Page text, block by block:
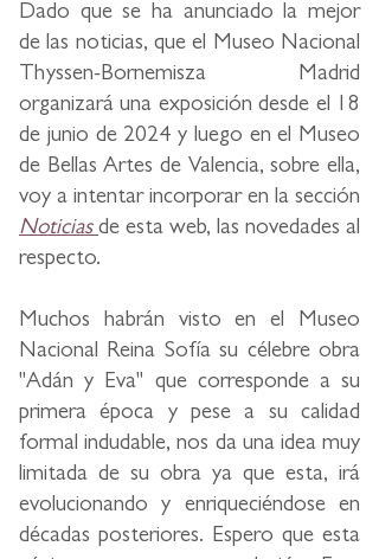
Dado que se ha anunciado la mejor
de las noticias, que el Museo Nacional
Thyssen-Bornemisza Madrid
organizará una exposición desde el 18
de junio de 2024 y luego en el Museo
de Bellas Artes de Valencia, sobre ella,
voy a intentar incorporar en la sección
Noticias de esta web, las novedades al
respecto.
Muchos habrán visto en el Museo
Nacional Reina Sofía su célebre obra
"Adán y Eva" que corresponde a su
primera época y pese a su calidad
formal indudable, nos da una idea muy
limitada de su obra ya que esta, irá
evolucionando y enriqueciéndose en
décadas posteriores. Espero que esta